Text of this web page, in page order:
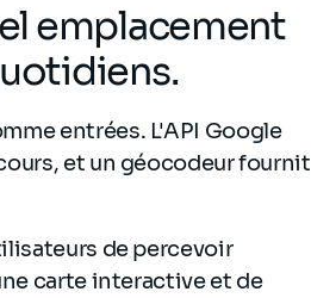
emplacement
entrées. L'API Google
et un géocodeur fournit
de percevoir
carte interactive et de